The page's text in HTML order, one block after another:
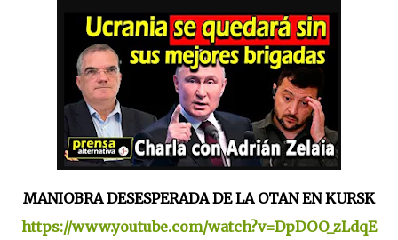
MANIOBRA DESESPERADA DE LA OTAN EN KURSK
https://www.youtube.com/watch?v=DpDOO_zLdqE